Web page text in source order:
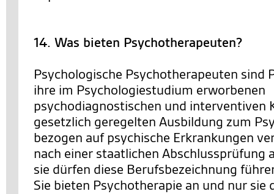
14. Was bieten Psychotherapeuten?
Psychologische Psychotherapeuten sind
ihre im Psychologiestudium erworbenen
psychodiagnostischen und interventiven
gesetzlich geregelten Ausbildung zum
bezogen auf psychische Erkrankungen
nach einer staatlichen Abschlussprüfung
sie dürfen diese Berufsbezeichnung
Sie bieten Psychotherapie an und nur sie